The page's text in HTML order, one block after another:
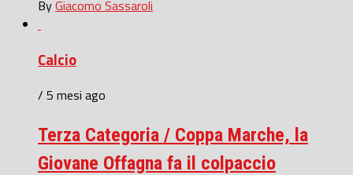
ByGiacomo Sassaroli
Calcio
/ 5 mesi ago
Terza Categoria / Coppa Marche, la
Giovane Offagna fa il colpaccio